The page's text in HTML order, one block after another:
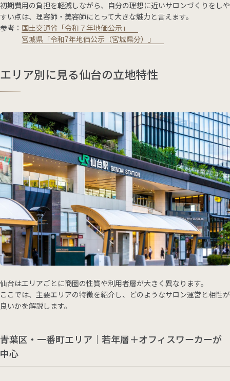
初期費用の負担を軽減しながら、自分の理想に近いサロンづくりをしや
すい点は、理容師・美容師にとって大きな魅力と言えます。
参考： 国土交通省「令和７年地価公示」
宮城県「令和7年地価公示（宮城県分）」
エリア別に見る仙台の立地特性
仙台はエリアごとに商圏の性質や利用者層が大きく異なります。
ここでは、主要エリアの特徴を紹介し、どのようなサロン運営と相性が
良いかを解説します。
青葉区・一番町エリア｜若年層＋オフィスワーカーが
中心